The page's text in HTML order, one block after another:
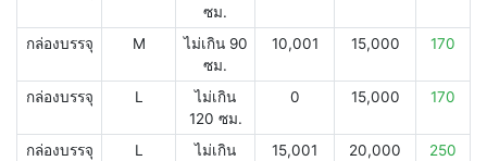
ซม.
กล่องบรรจุ M
ไม่เกิน 90
ซม.
10,001 15,000 170
กล่องบรรจุ L
ไม่เกิน
120 ซม.
0 15,000 170
กล่องบรรจุ L
ไม่เกิน
15,001 20,000 250